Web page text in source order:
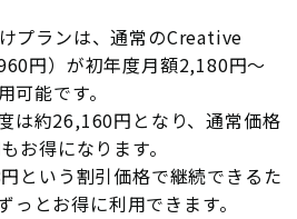
プランは、通常のCreative
円）が初年度月額2,180円〜
可能です。
は約26,160円となり、通常価格
お得になります。
という割引価格で継続できるた
っとお得に利用できます。